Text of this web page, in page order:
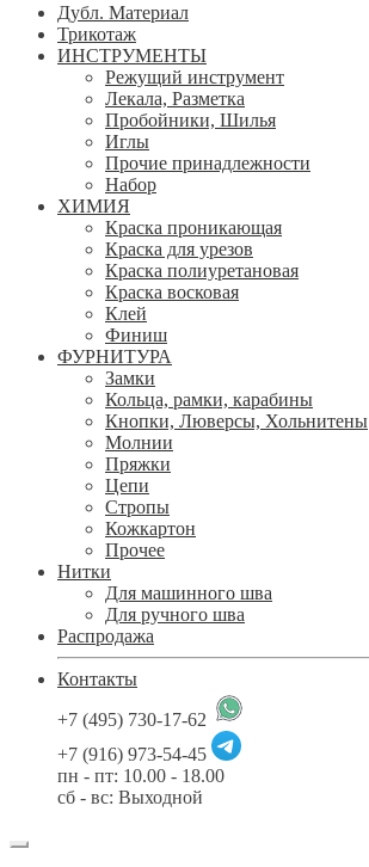
Дубл. Материал
Трикотаж
ИНСТРУМЕНТЫ
Режущий инструмент
Лекала, Разметка
Пробойники, Шилья
Иглы
Прочие принадлежности
Набор
ХИМИЯ
Краска проникающая
Краска для урезов
Краска полиуретановая
Краска восковая
Клей
Финиш
ФУРНИТУРА
Замки
Кольца, рамки, карабины
Кнопки, Люверсы, Хольнитены
Молнии
Пряжки
Цепи
Стропы
Кожкартон
Прочее
Нитки
Для машинного шва
Для ручного шва
Распродажа
Контакты
+7 (495) 730-17-62
+7 (916) 973-54-45
пн - пт: 10.00 - 18.00
сб - вс: Выходной